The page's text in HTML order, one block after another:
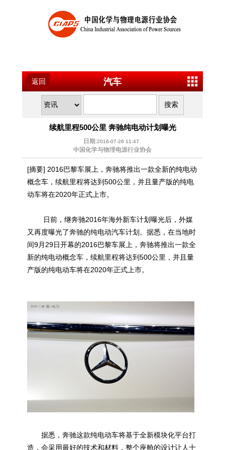
返回 汽车
续航里程500公里 奔驰纯电动计划曝光
日期:2016-07-26 11:47
中国化学与物理电源行业协会
[摘要] 2016巴黎车展上，奔驰将推出一款全新的纯电动
概念车，续航里程将达到500公里，并且量产版的纯电
动车将在2020年正式上市。
日前，继奔驰2016年海外新车计划曝光后，外媒
又再度曝光了奔驰的纯电动汽车计划。据悉，在当地时
间9月29日开幕的2016巴黎车展上，奔驰将推出一款全
新的纯电动概念车，续航里程将达到500公里，并且量
产版的纯电动车将在2020年正式上市。
据悉，奔驰这款纯电动车将基于全新模块化平台打
造，会采用最好的技术和材料，整个座舱的设计让人十